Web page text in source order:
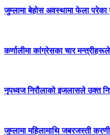
जुम्लामा बेहोस अवस्थामा फेला परेका
कर्णालीमा कांग्रेसका चार मन्त्रीहरूले
नृपध्वज निरौलाको इजलासले उक्त
जुम्लामा महिलामाथि जबरजस्ती